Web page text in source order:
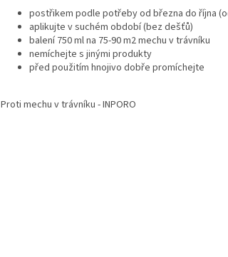
postřikem podle potřeby od března do října
aplikujte v suchém období (bez dešťů)
balení 750 ml na 75-90 m2 mechu v trávníku
nemíchejte s jinými produkty
před použitím hnojivo dobře promíchejte
Proti mechu v trávníku - INPORO